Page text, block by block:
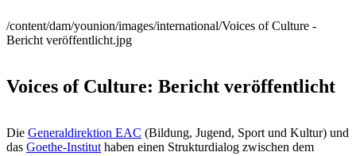
/content/dam/younion/images/international/Voices of Culture -
Bericht veröffentlicht.jpg
Voices of Culture: Bericht veröffentlicht
Die Generaldirektion EAC (Bildung, Jugend, Sport und Kultur) und
das Goethe-Institut haben einen Strukturdialog zwischen dem